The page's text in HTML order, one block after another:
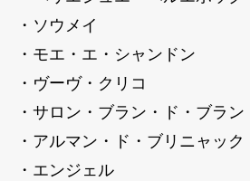
・ソウメイ
・モエ・エ・シャンドン
・ヴーヴ・クリコ
・サロン・ブラン・ド・ブラ
・アルマン・ド・ブリニャック
・エンジェル